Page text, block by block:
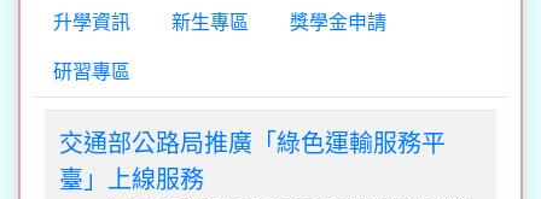
升學資訊 新生專區 獎學金申請
研習專區
交通部公路局推廣「綠色運輸服務平
臺」上線服務